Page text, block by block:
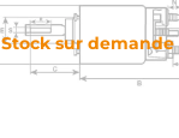
Stock sur demande